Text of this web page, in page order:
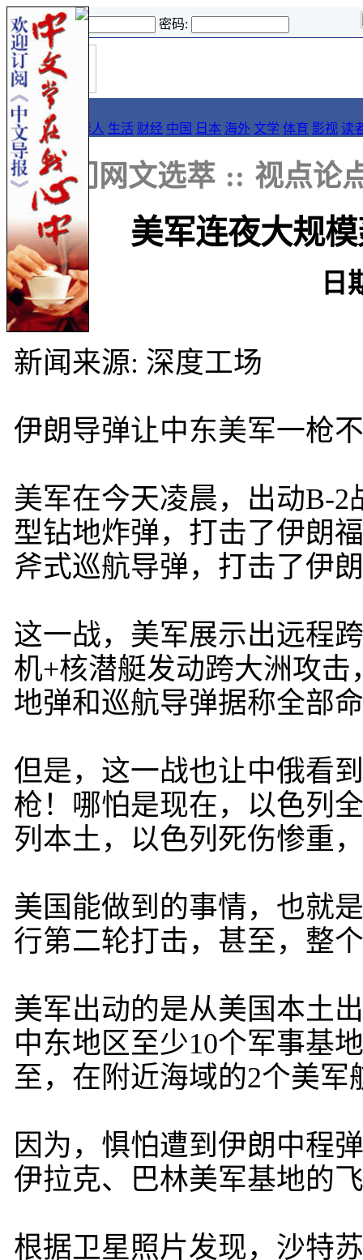
登录名: 密码:
首
页
导报
要闻 论坛 华人 生活 财经 中国 日本 海外 文学 体育 影视 读
:: 热门网文选萃 :: 视点论
美军连夜大规
日
新闻来源: 深度工场
伊朗导弹让中东美军一枪
美军在今天凌晨，出动B-2
型钻地炸弹，打击了伊朗
斧式巡航导弹，打击了伊
这一战，美军展示出远程
机+核潜艇发动跨大洲攻
地弹和巡航导弹据称全部
但是，这一战也让中俄看
枪！哪怕是现在，以色列
列本土，以色列死伤惨重
美国能做到的事情，也就
行第二轮打击，甚至，整
美军出动的是从美国本土
中东地区至少10个军事基
至，在附近海域的2个美
因为，惧怕遭到伊朗中程
伊拉克、巴林美军基地的
根据卫星照片发现，沙特